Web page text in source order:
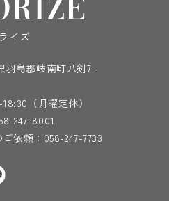
イズ
羽島郡岐南町八剣7-
（月曜定休）
247-8001
依頼： 058-247-7733